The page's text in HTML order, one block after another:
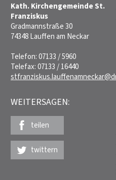
Kath. Kirchengemeinde St.
Franziskus
Gradmannstraße 30
74348 Lauffen am Neckar
Telefon: 07133 / 5960
Telefax: 07133 / 16440
WEITERSAGEN:
teilen
twittern